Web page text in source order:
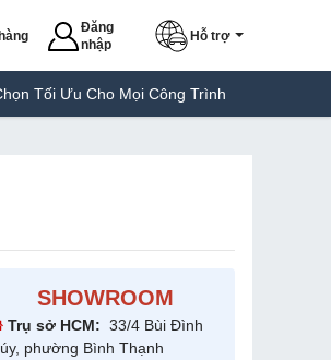
Đăng
nhập
Hỗ trợ
Mọi Công Trình Máy Hàn Túi Yamafuji
SHOWROOM
Trụ sở HCM: 33/4 Bùi Đình
phường Bình Thạnh